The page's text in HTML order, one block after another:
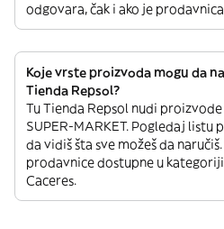
odgovara, čak i ako je
Koje vrste proizvoda mogu da
Tienda Repsol?
Tu Tienda Repsol nudi
SUPER-MARKET. Pogledaj listu
da vidiš šta sve možeš da
prodavnice dostupne u
Caceres.